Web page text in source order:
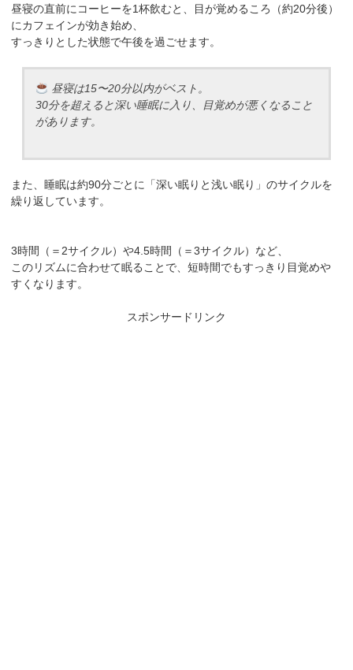
昼寝の直前にコーヒーを1杯飲むと、目が覚めるころ（約20分後）
にカフェインが効き始め、
すっきりとした状態で午後を過ごせます。
昼寝は15〜20分以内がベスト。
30分を超えると深い睡眠に入り、目覚めが悪くなること
があります。
また、睡眠は約90分ごとに「深い眠りと浅い眠り」のサイクルを
繰り返しています。
3時間（＝2サイクル）や4.5時間（＝3サイクル）など、
このリズムに合わせて眠ることで、短時間でもすっきり目覚めや
すくなります。
スポンサードリンク